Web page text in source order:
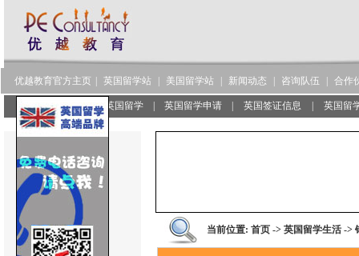
优越教育官方主页 英国留学站 美国留学站 新闻动态 咨询队伍 合作
服务范围 | 了解英国留学 英国留学申请 英国签证信息 英国留
当前位置: 首页 -> 英国留学生活 ->